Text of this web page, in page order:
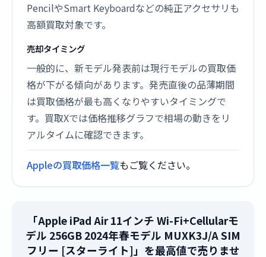
PencilやSmart Keyboardなどの純正アクセサリも
高額買取対象です。
売却タイミング
一般的に、新モデル発表前は現行モデルの買取価
格が下がる傾向があります。発売直後の品薄期間
は買取価格が最も高くなりやすいタイミングで
す。買取Xでは価格推移グラフで相場の動きをリ
アルタイムに確認できます。
Appleの買取価格一覧もご覧ください。
「Apple iPad Air 11インチ Wi-Fi+Cellularモ
デル 256GB 2024年春モデル MUXK3J/A SIM
フリー [スターライト]」を最高値で売りませ